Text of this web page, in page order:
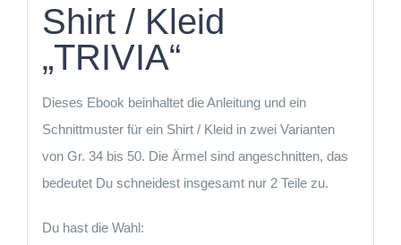
Shirt / Kleid
„TRIVIA“
Dieses Ebook beinhaltet die Anleitung und ein
Schnittmuster für ein Shirt / Kleid in zwei Varianten
von Gr. 34 bis 50. Die Ärmel sind angeschnitten, das
bedeutet Du schneidest insgesamt nur 2 Teile zu.
Du hast die Wahl: